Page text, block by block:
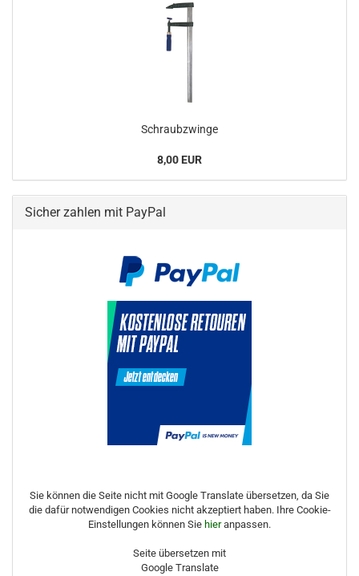
Schraubzwinge
8,00 EUR
Sicher zahlen mit PayPal
Sie können die Seite nicht mit Google Translate übersetzen, da Sie
die dafür notwendigen Cookies nicht akzeptiert haben. Ihre Cookie-
Einstellungen können Sie hieranpassen.
Seite übersetzen mit
Google Translate